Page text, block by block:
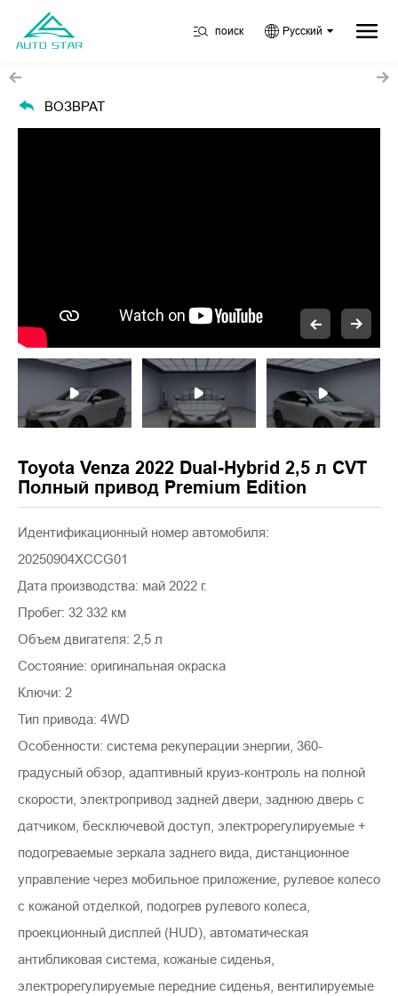
поиск Русский
ВОЗВРАТ
Toyota Venza 2022 Dual-Hybrid 2,5 л CVT
Полный привод Premium Edition
Идентификационный номер автомобиля:
20250904XCCG01
Дата производства: май 2022 г.
Пробег: 32 332 км
Объем двигателя: 2,5 л
Состояние: оригинальная окраска
Ключи: 2
Тип привода: 4WD
Особенности: система рекуперации энергии, 360-
градусный обзор, адаптивный круиз-контроль на полной
скорости, электропривод задней двери, заднюю дверь с
датчиком, бесключевой доступ, электрорегулируемые +
подогреваемые зеркала заднего вида, дистанционное
управление через мобильное приложение, рулевое колесо
с кожаной отделкой, подогрев рулевого колеса,
проекционный дисплей (HUD), автоматическая
антибликовая система, кожаные сиденья,
электрорегулируемые передние сиденья, вентилируемые